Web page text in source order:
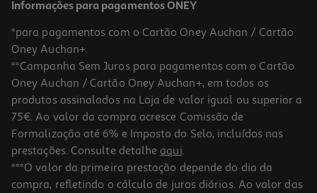
Champô Tresemmé Hidratante Rico 400ml
9.58 €/Lt
Informações para pagamentos ONEY
*para pagamentos com o Cartão Oney Auchan / Cartão
Oney Auchan+.
**Campanha Sem Juros para pagamentos com o Cartão
Oney Auchan / Cartão Oney Auchan+, em todos os
produtos assinalados na Loja de valor igual ou superior a
75€. Ao valor da compra acresce Comissão de
Formalização até 6% e Imposto do Selo, incluídos nas
prestações. Consulte detalhe aqui.
***O valor da primeira prestação depende do dia da
compra, refletindo o cálculo de juros diários. Ao valor das